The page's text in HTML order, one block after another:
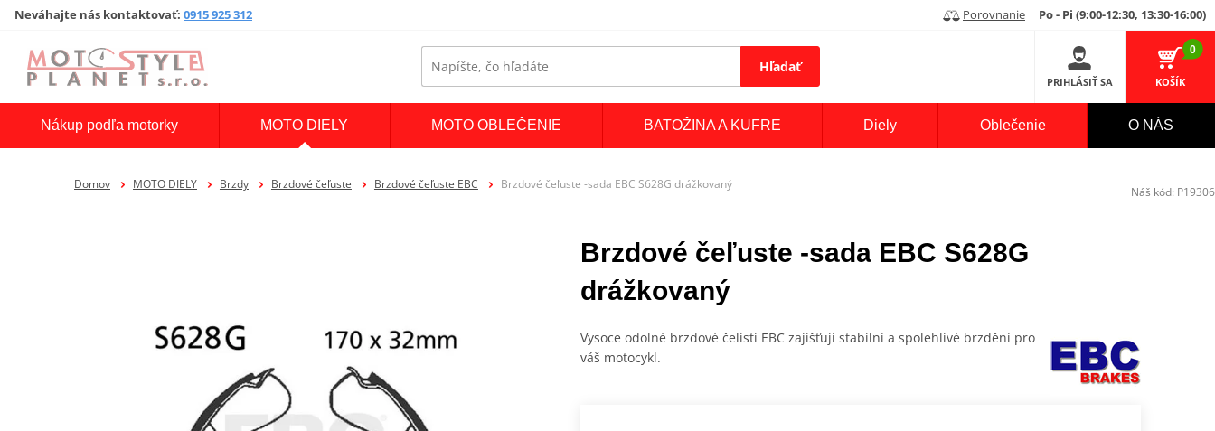
Neváhajte nás kontaktovať: 0915 925 312 Porovnanie Po - Pi (9:00-12:30, 13:30-16:00)
Hľadať
PRIHLÁSIŤ SA
0
KOŠÍK
Nákup podľa motorky MOTO DIELY MOTO OBLEČENIE BATOŽINA A KUFRE Diely Oblečenie O NÁS
Domov MOTO DIELY Brzdy Brzdové čeľuste Brzdové čeľuste EBC Brzdové čeľuste -sada EBC S628G drážkovaný
Brzdové čeľuste -sada EBC S628G
drážkovaný
Vysoce odolné brzdové čelisti EBC zajišťují stabilní a spolehlivé brzdění pro
váš motocykl.
Náš kód: P19306